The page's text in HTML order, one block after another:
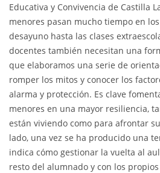
Educativa y Convivencia de Castilla
menores pasan mucho tiempo en
desayuno hasta las clases
docentes también necesitan una
que elaboramos una serie de
romper los mitos y conocer los
alarma y protección. Es clave
menores en una mayor resiliencia,
están viviendo como para afrontar
lado, una vez se ha producido una
indica cómo gestionar la vuelta al
resto del alumnado y con los